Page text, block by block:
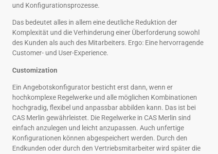
und Konfigurationsprozesse.
Das bedeutet alles in allem eine deutliche Reduktion der
Komplexität und die Verhinderung einer Überforderung sowohl
des Kunden als auch des Mitarbeiters. Ergo: Eine hervorragende
Customer- und User-Experience.
Customization
Ein Angebotskonfigurator besticht erst dann, wenn er
hochkomplexe Regelwerke und alle möglichen Kombinationen
hochgradig, flexibel und anpassbar abbilden kann. Das ist bei
CAS Merlin gewährleistet. Die Regelwerke in CAS Merlin sind
einfach anzulegen und leicht anzupassen. Auch unfertige
Konfigurationen können abgespeichert werden. Durch den
Endkunden oder durch den Vertriebsmitarbeiter wird später die